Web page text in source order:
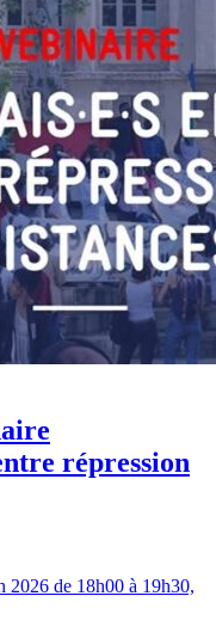
répression
2026 de 18h00 à 19h30,